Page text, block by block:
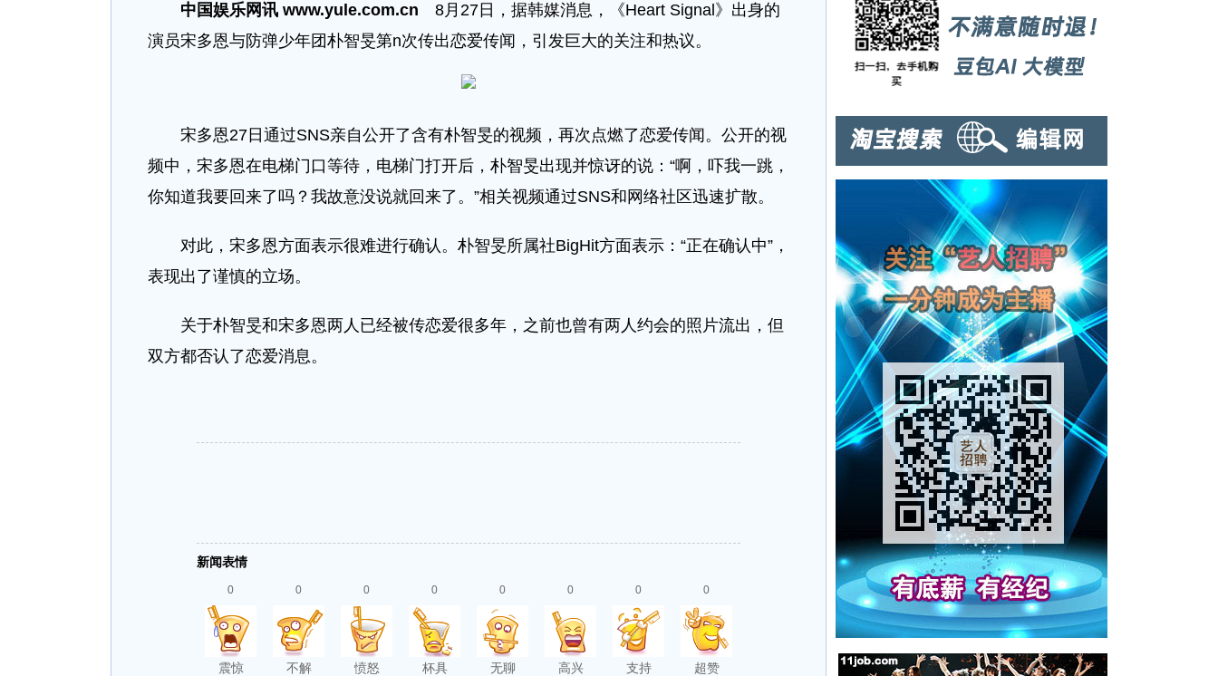
中国娱乐网讯 www.yule.com.cn 8月27日，据韩媒消息，《Heart Signal》出身的
演员宋多恩与防弹少年团朴智旻第n次传出恋爱传闻，引发巨大的关注和热议。
宋多恩27日通过SNS亲自公开了含有朴智旻的视频，再次点燃了恋爱传闻。公开的视
频中，宋多恩在电梯门口等待，电梯门打开后，朴智旻出现并惊讶的说：“啊，吓我一跳，
你知道我要回来了吗？我故意没说就回来了。”相关视频通过SNS和网络社区迅速扩散。
对此，宋多恩方面表示很难进行确认。朴智旻所属社BigHit方面表示：“正在确认中”，
表现出了谨慎的立场。
关于朴智旻和宋多恩两人已经被传恋爱很多年，之前也曾有两人约会的照片流出，但
双方都否认了恋爱消息。
新闻表情
0
震惊
0
不解
0
愤怒
0
杯具
0
无聊
0
高兴
0
支持
0
超赞